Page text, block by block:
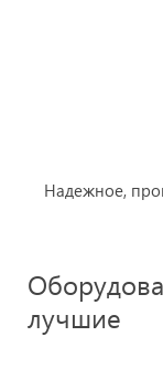
Надежное,
лучшие